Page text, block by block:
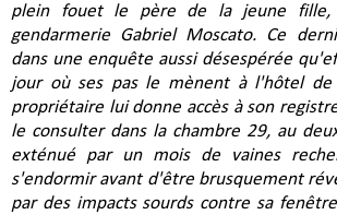
plein fouet le père de la jeune fille,
gendarmerie Gabriel Moscato. Ce
dans une enquête aussi désespérée
jour où ses pas le mènent à l'hôtel de
propriétaire lui donne accès à son
le consulter dans la chambre 29, au
exténué par un mois de vaines
s'endormir avant d'être brusquement
par des impacts sourds contre sa